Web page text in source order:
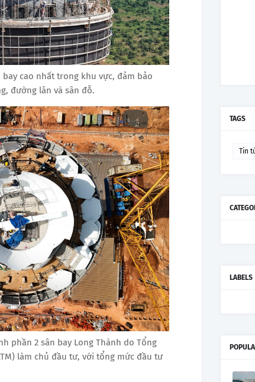
cao nhất trong khu vực, đảm bảo
đường lăn và sân đỗ.
phần 2 sân bay Long Thành do Tổng
làm chủ đầu tư, với tổng mức đầu tư
TAGS
Tin
LABELS